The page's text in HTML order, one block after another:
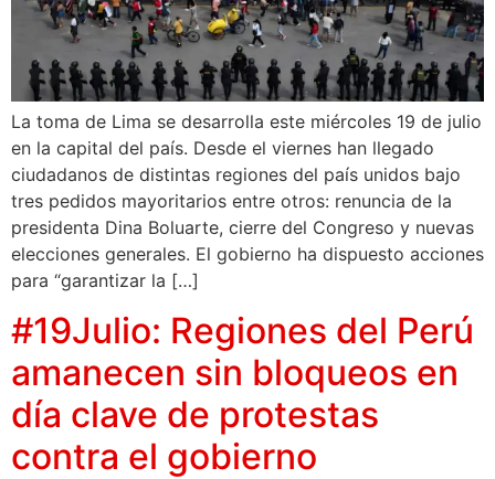
La toma de Lima se desarrolla este miércoles 19 de julio
en la capital del país. Desde el viernes han llegado
ciudadanos de distintas regiones del país unidos bajo
tres pedidos mayoritarios entre otros: renuncia de la
presidenta Dina Boluarte, cierre del Congreso y nuevas
elecciones generales. El gobierno ha dispuesto acciones
para “garantizar la […]
#19Julio: Regiones del Perú
amanecen sin bloqueos en
día clave de protestas
contra el gobierno